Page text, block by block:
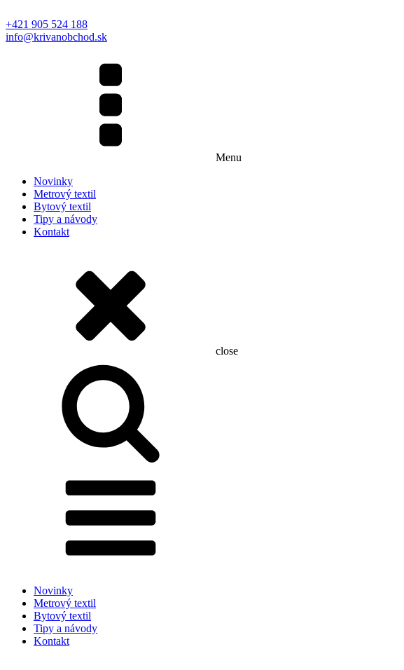
+421 905 524 188
info@krivanobchod.sk
Menu
Novinky
Metrový textil
Bytový textil
Tipy a návody
Kontakt
close
Novinky
Metrový textil
Bytový textil
Tipy a návody
Kontakt